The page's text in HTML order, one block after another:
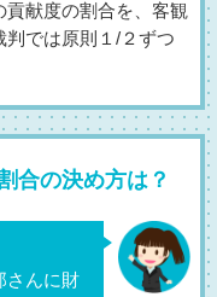
献度の割合を、客観
では原則１/２ずつ
合の決め方は？
さんに財